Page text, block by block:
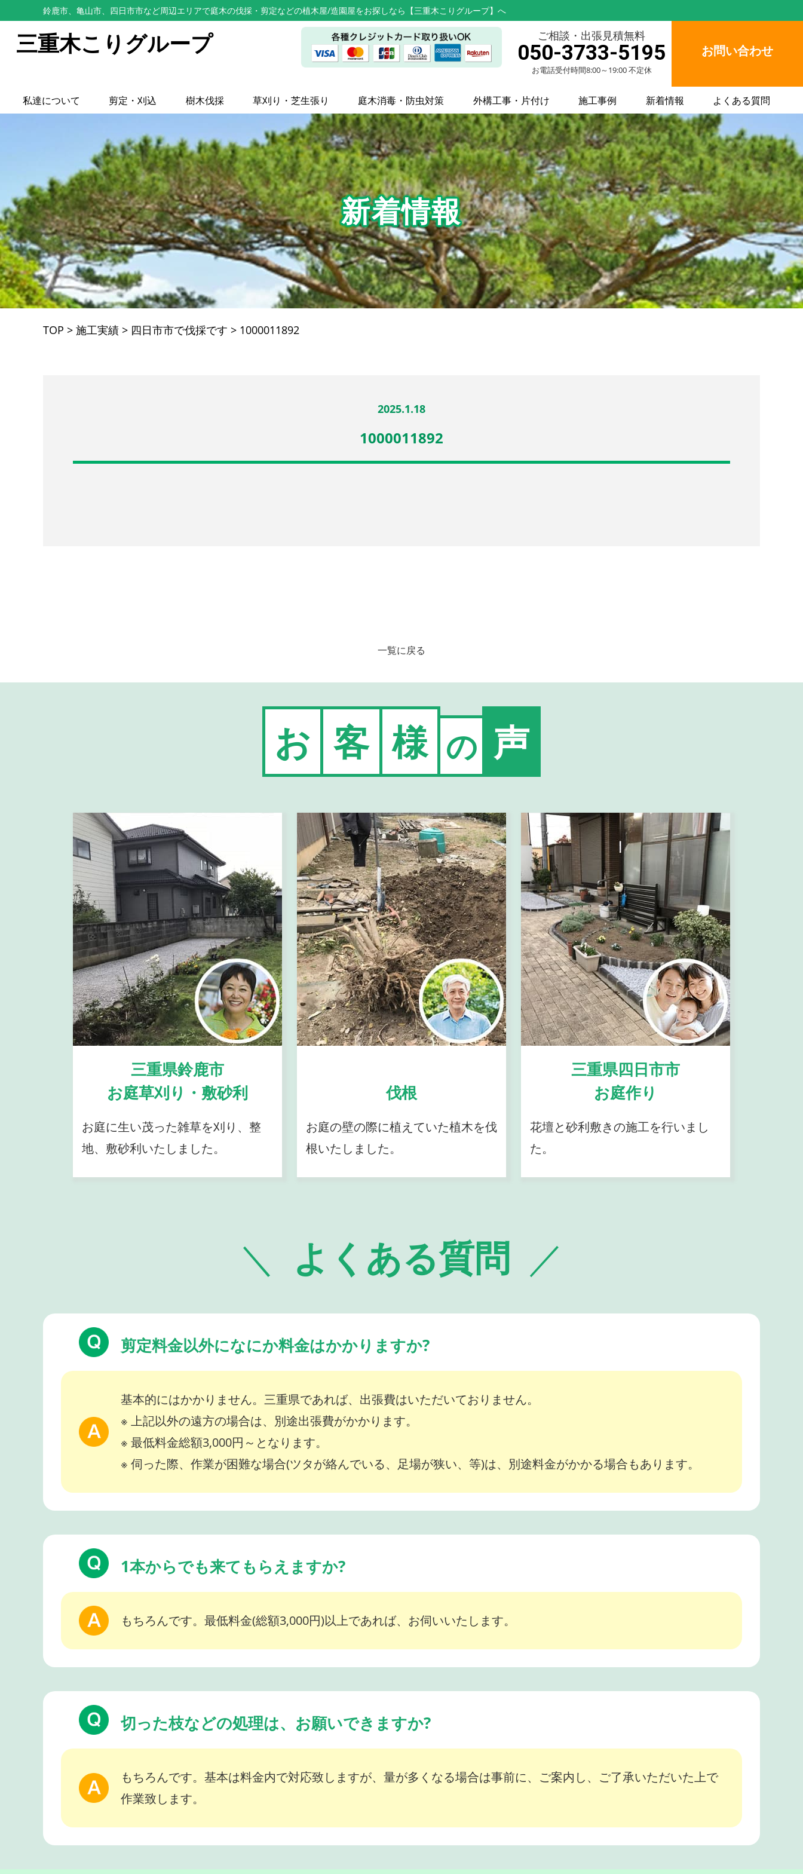
鈴鹿市、亀山市、四日市市など周辺エリアで庭木の伐採・剪定などの植木屋/造園屋をお探しなら【三重木こりグループ】へ
三重木こりグループ ご相談・出張見積無料
050-3733-5195
お電話受付時間8:00～19:00 不定休
お問い合わせ
私達について 剪定・刈込 樹木伐採 草刈り・芝生張り 庭木消毒・防虫対策 外構工事・片付け 施工事例 新着情報 よくある質問
新着情報
TOP > 施工実績 > 四日市市で伐採です > 1000011892
2025.1.18
1000011892
一覧に戻る
お 客 様 の 声
三重県鈴鹿市
お庭草刈り・敷砂利
お庭に生い茂った雑草を刈り、整
地、敷砂利いたしました。
伐根
お庭の壁の際に植えていた植木を伐
根いたしました。
三重県四日市市
お庭作り
花壇と砂利敷きの施工を行いまし
た。
よくある質問
剪定料金以外になにか料金はかかりますか?
基本的にはかかりません。三重県であれば、出張費はいただいておりません。
※ 上記以外の遠方の場合は、別途出張費がかかります。
※ 最低料金総額3,000円～となります。
※ 伺った際、作業が困難な場合(ツタが絡んでいる、足場が狭い、等)は、別途料金がかかる場合もあります。
1本からでも来てもらえますか?
もちろんです。最低料金(総額3,000円)以上であれば、お伺いいたします。
切った枝などの処理は、お願いできますか?
もちろんです。基本は料金内で対応致しますが、量が多くなる場合は事前に、ご案内し、ご了承いただいた上で
作業致します。